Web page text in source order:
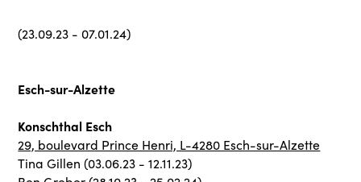
(23.09.23 - 07.01.24)
Esch-sur-Alzette
Konschthal Esch
29, boulevard Prince Henri, L-4280 Esch-sur-Alzette
Tina Gillen (03.06.23 - 12.11.23)